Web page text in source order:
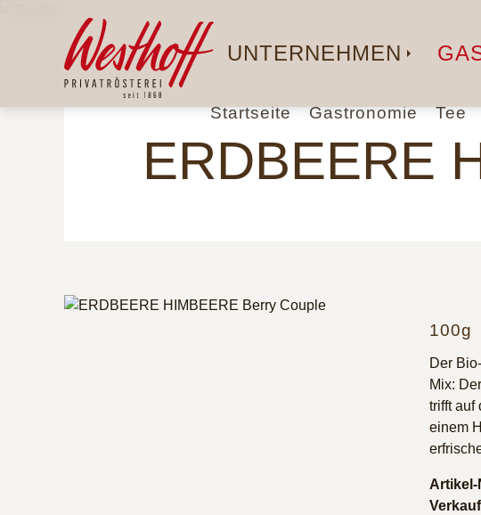
UNTERNEHMEN
Startseite Gastronomie Tee
ERDBEERE
100g
Der
Mix:
trifft auf
einem
Artikel-